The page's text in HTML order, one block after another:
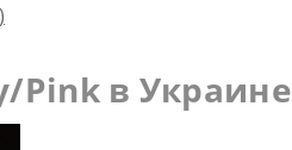
Pink в Украине